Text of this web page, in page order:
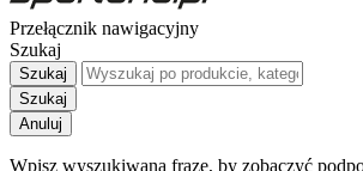
Przełącznik nawigacyjny
Szukaj
Szukaj
Szukaj
Anuluj
Wpisz wyszukiwaną frazę, by zobaczyć